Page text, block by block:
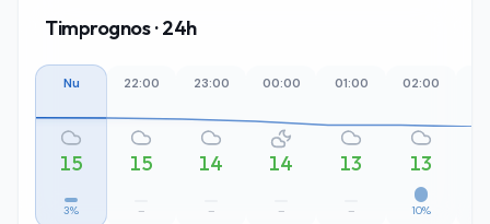
Timprognos · 24h
Nu
15
3%
22:00
15
–
23:00
14
–
00:00
14
–
01:00
13
–
02:00
13
10%